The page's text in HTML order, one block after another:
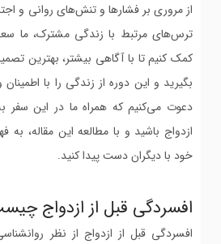
از مروری بر فشارها و تنش‌های روانی و
ترس‌های مرتبط با زندگی مشترک، ما
کمک کنیم تا با آگاهی بیشتر، بهترین
بگیرید و این دوره از زندگی را با
دعوت می‌کنیم که همراه ما در این سفر
ازدواج باشید و با مطالعه این مقاله، به
خود با دیگران دست پیدا کنید.
افسردگی قبل از ازدواج
افسردگی قبل از ازدواج از نظر